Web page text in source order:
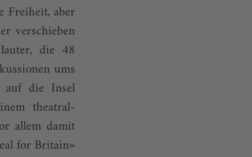
Freiheit, aber
verschieben
die 48
ums
auf die Insel
theatral-
allem damit
for Britain»